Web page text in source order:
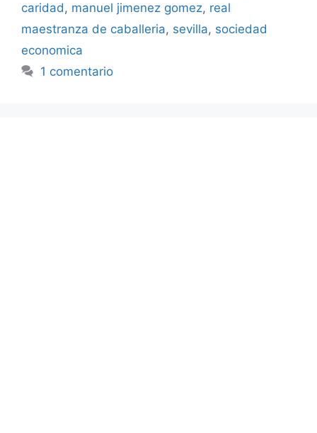
caridad, manuel jimenez gomez, real
maestranza de caballeria, sevilla, sociedad
economica
1 comentario